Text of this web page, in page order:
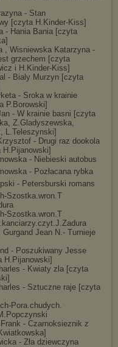
- Stan
[czyta H.Kinder-Kiss]
- Hania Bania [czyta
, Wisniewska Katarzyna -
grzechem [czyta
z i H.Kinder-Kiss]
- Bialy Murzyn [czyta
- Sroka w krainie
P.Borowski]
- W krainie basni [czyta
Z.Gladyszewska,
L.Teleszynski]
- Drugi raz dookola
- Niebieski autobus
- Pozłacana rybka
- Petersburski romans
Szostka.wron.T
ra
Szostka.wron.T
anciarzy.czyt.J.Zadura
Gurgand Jean N.- Turnieje
- Poszukiwany Jesse
H.Pijanowski]
- Kwiaty zla [czyta
- Sztuczne raje [czyta
-Pora.chudych.
opczynski
- Czarnoksieznik z
]
- Zła dziewczyna